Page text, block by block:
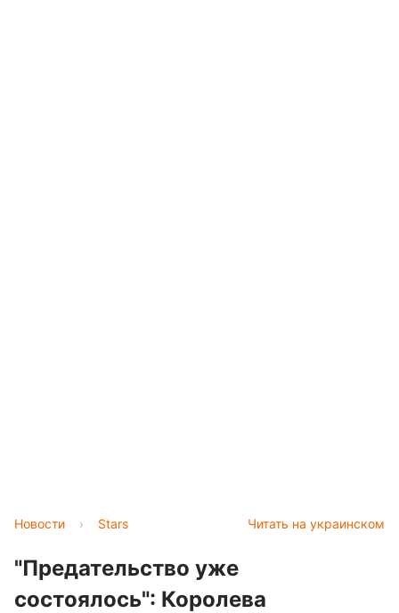
Читать на украинском
Новости › Stars
"Предательство уже
состоялось": Королева